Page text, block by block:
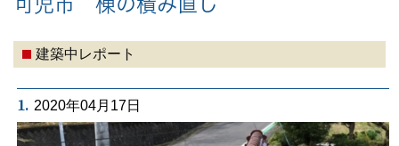
建築中レポート
1. 2020年04月17日